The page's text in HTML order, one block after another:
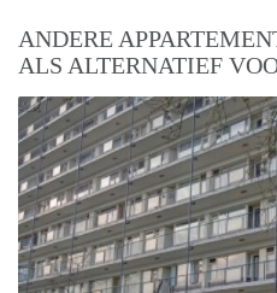
ANDERE
ALS ALTERNATIEF